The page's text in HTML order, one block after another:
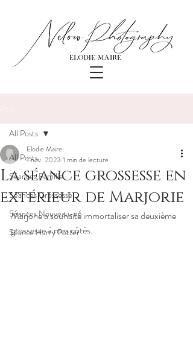
All Posts
Séances Famille
Séances Grossesse
Séances Nouveau-né
Séance Harry Potter
All Posts
La séance grossesse en
extérieur de Marjorie
Elodie Maire
1 nov. 2023 1 min de lecture
Marjorie a souhaité immortaliser sa deuxième
grossesse à mes côtés.